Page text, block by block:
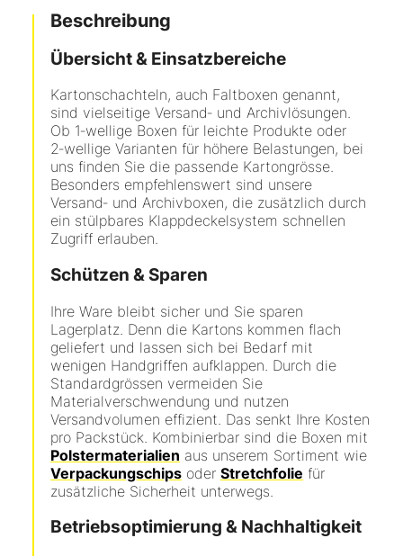
Beschreibung
Übersicht & Einsatzbereiche
Kartonschachteln, auch Faltboxen genannt,
sind vielseitige Versand‑ und Archivlösungen.
Ob 1‑wellige Boxen für leichte Produkte oder
2‑wellige Varianten für höhere Belastungen, bei
uns finden Sie die passende Kartongrösse.
Besonders empfehlenswert sind unsere
Versand‑ und Archivboxen, die zusätzlich durch
ein stülpbares Klappdeckelsystem schnellen
Zugriff erlauben.
Schützen & Sparen
Ihre Ware bleibt sicher und Sie sparen
Lagerplatz. Denn die Kartons kommen flach
geliefert und lassen sich bei Bedarf mit
wenigen Handgriffen aufklappen. Durch die
Standardgrössen vermeiden Sie
Materialverschwendung und nutzen
Versandvolumen effizient. Das senkt Ihre Kosten
pro Packstück. Kombinierbar sind die Boxen mit
Polstermaterialien aus unserem Sortiment wie
Verpackungschips oder Stretchfolie für
zusätzliche Sicherheit unterwegs.
Betriebsoptimierung & Nachhaltigkeit